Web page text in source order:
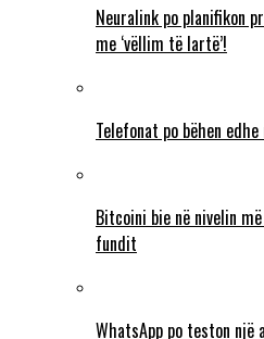
Neuralink po planifikon
me ‘vëllim të lartë’!
Telefonat po bëhen
Bitcoini bie në nivelin
fundit
WhatsApp po teston një